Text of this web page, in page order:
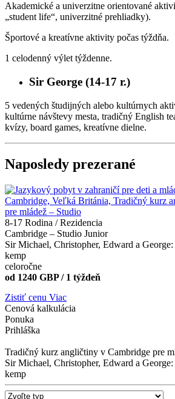
Akademické a univerzitne orientované
„student life“, univerzitné prehliadky).
Športové a kreatívne aktivity počas týždňa.
1 celodenný výlet týždenne.
Sir George (14-17 r.)
5 vedených študijných alebo kultúrnych
kultúrne návštevy mesta, tradičný English
kvízy, board games, kreatívne dielne.
Naposledy prezerané
8-17 Rodina / Rezidencia
Cambridge – Studio Junior
Sir Michael, Christopher, Edward a
kemp
celoročne
od 1240 GBP / 1 týždeň
Zistiť cenu Viac
Cenová kalkulácia
Ponuka
Prihláška
Tradičný kurz angličtiny v Cambridge pre
Sir Michael, Christopher, Edward a
kemp